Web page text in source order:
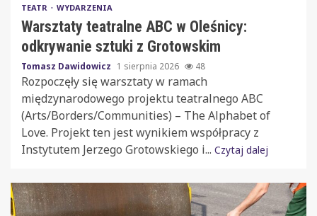
TEATR WYDARZENIA
Warsztaty teatralne ABC w Oleśnicy:
odkrywanie sztuki z Grotowskim
Tomasz Dawidowicz 1 sierpnia 2026 48
Rozpoczęły się warsztaty w ramach
międzynarodowego projektu teatralnego ABC
(Arts/Borders/Communities) – The Alphabet of
Love. Projekt ten jest wynikiem współpracy z
Instytutem Jerzego Grotowskiego i... Czytaj dalej